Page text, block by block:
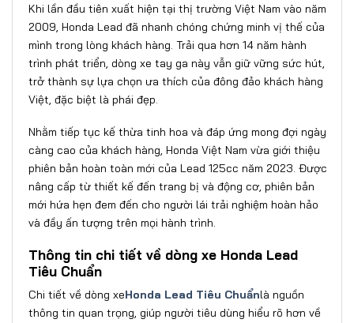
Khi lần đầu tiên xuất hiện tại thị trường Việt Nam vào năm
2009, Honda Lead đã nhanh chóng chứng minh vị thế của
mình trong lòng khách hàng. Trải qua hơn 14 năm hành
trình phát triển, dòng xe tay ga này vẫn giữ vững sức hút,
trở thành sự lựa chọn ưa thích của đông đảo khách hàng
Việt, đặc biệt là phái đẹp.
Nhằm tiếp tục kế thừa tinh hoa và đáp ứng mong đợi ngày
càng cao của khách hàng, Honda Việt Nam vừa giới thiệu
phiên bản hoàn toàn mới của Lead 125cc năm 2023. Được
nâng cấp từ thiết kế đến trang bị và động cơ, phiên bản
mới hứa hẹn đem đến cho người lái trải nghiệm hoàn hảo
và đầy ấn tượng trên mọi hành trình.
Thông tin chi tiết về dòng xe Honda Lead
Tiêu Chuẩn
Chi tiết về dòng xeHonda Lead Tiêu Chuẩnlà nguồn
thông tin quan trọng, giúp người tiêu dùng hiểu rõ hơn về